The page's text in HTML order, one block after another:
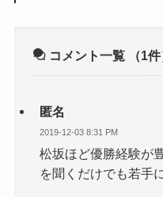
コメント一覧 （1件
匿名
2019-12-03 8:31 PM
松坂ほど優勝経験が
を聞くだけでも若手